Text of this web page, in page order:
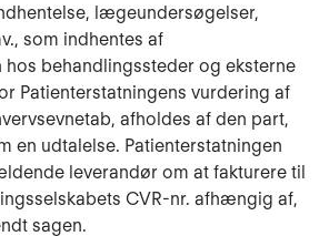
lægeundersøgelser,
som indhentes af
hos behandlingssteder og eksterne
Patienterstatningens vurdering af
afholdes af den part,
en udtalelse. Patienterstatningen
leverandør om at fakturere til
CVR-nr. afhængig af,
sagen.